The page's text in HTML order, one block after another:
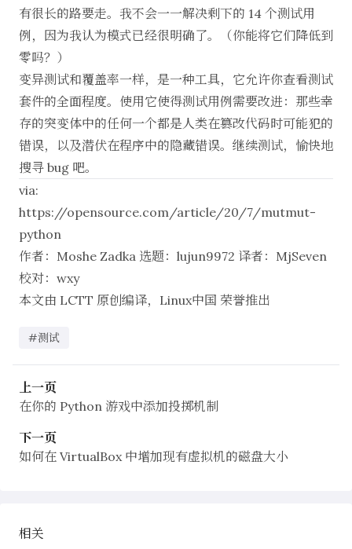
有很长的路要走。我不会一一解决剩下的 14 个测试用
例，因为我认为模式已经很明确了。（你能将它们降低到
零吗？）
变异测试和覆盖率一样，是一种工具，它允许你查看测试
套件的全面程度。使用它使得测试用例需要改进：那些幸
存的突变体中的任何一个都是人类在篡改代码时可能犯的
错误，以及潜伏在程序中的隐藏错误。继续测试，愉快地
搜寻 bug 吧。
via:
https://opensource.com/article/20/7/mutmut-
python
作者： Moshe Zadka 选题： lujun9972 译者： MjSeven
校对： wxy
本文由 LCTT 原创编译， Linux中国 荣誉推出
#测试
上一页
在你的 Python 游戏中添加投掷机制
下一页
如何在 VirtualBox 中增加现有虚拟机的磁盘大小
相关